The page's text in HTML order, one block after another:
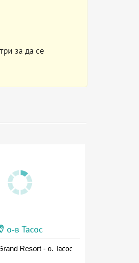
за да се
о-в Тасос
Resort - о. Тасос